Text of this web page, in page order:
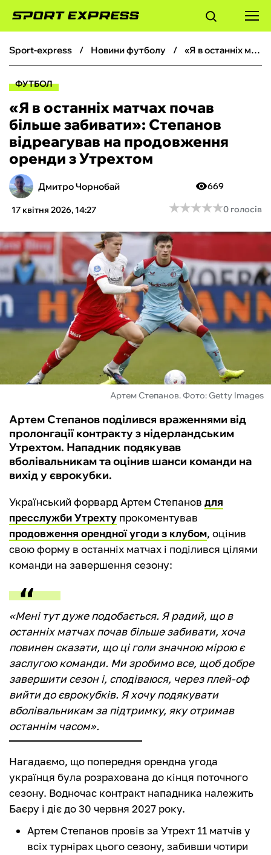
ФУТБОЛ
БОКС
ХОКЕЙ
ТЕНІС
КІБЕРСПОРТ
ЧС-2026
ФУТЗАЛ
ІНШІ
БУКМЕКЕРИ
sport-express новини футболу «Я в останніх матчах почав більше забивати»: Степанов відреагував на продовження оренди з Утрехтом
ФУТБОЛ
«Я в останніх матчах почав
більше забивати»: Степанов
відреагував на продовження
оренди з Утрехтом
Дмитро Чорнобай
17 квітня 2026, 14:27
669
★★★★★
★★★★★0 голосів
Артем Степанов. Фото: Getty Images
Артем Степанов поділився враженнями від
пролонгації контракту з нідерландським
Утрехтом. Нападник подякував
вболівальникам та оцінив шанси команди на
вихід у єврокубки.
Український форвард Артем Степанов для
пресслужби Утрехту прокоментував
продовження орендної угоди з клубом, оцінив
свою форму в останніх матчах і поділився цілями
команди на завершення сезону:
«Мені тут дуже подобається. Я радий, що в
останніх матчах почав більше забивати, хоча
повинен сказати, що ці голи значною мірою є
заслугою команди. Ми зробимо все, щоб добре
завершити сезон і, сподіваюся, через плей-оф
вийти до єврокубків. Я хочу подякувати
вболівальникам за підтримку, яку отримав
останнім часом».
Нагадаємо, що попередня орендна угода
українця була розрахована до кінця поточного
сезону. Водночас контракт нападника належить
Баєру і діє до 30 червня 2027 року.
Артем Степанов провів за Утрехт 11 матчів у
всіх турнірах цього сезону, забивши чотири